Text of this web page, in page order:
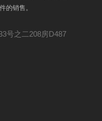
的销售。
号之二208房D487